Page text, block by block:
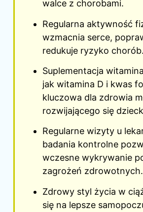
walce z chorobami.
Regularna aktywność
wzmacnia serce,
redukuje ryzyko chorób.
Suplementacja
jak witamina D i kwas
kluczowa dla zdrowia
rozwijającego się
Regularne wizyty u
badania kontrolne
wczesne wykrywanie
zagrożeń zdrowotnych.
Zdrowy styl życia w
się na lepsze